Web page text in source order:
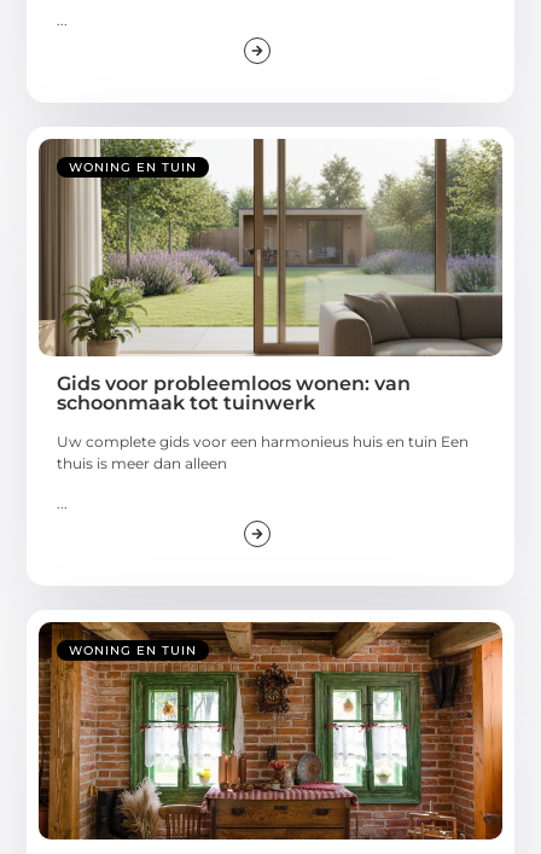
WONING EN TUIN
Gids voor probleemloos wonen: van
schoonmaak tot tuinwerk
Uw complete gids voor een harmonieus huis en tuin Een
thuis is meer dan alleen
WONING EN TUIN